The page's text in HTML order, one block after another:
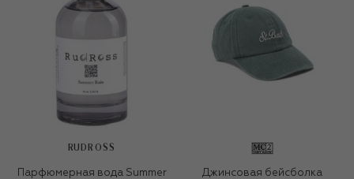
RUDROSS
Парфюмерная вода Summer Джинсовая бейсболка